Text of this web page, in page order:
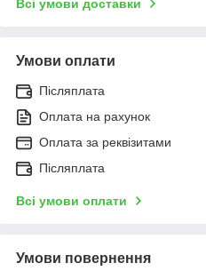
Всі умови доставки
Умови оплати
Післяплата
Оплата на рахунок
Оплата за реквізитами
Післяплата
Всі умови оплати
Умови повернення